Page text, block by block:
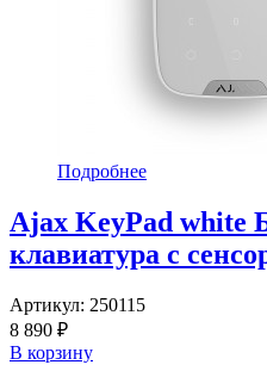
Подробнее
Ajax KeyPad white
клавиатура с
Артикул: 250115
8 890 ₽
В корзину